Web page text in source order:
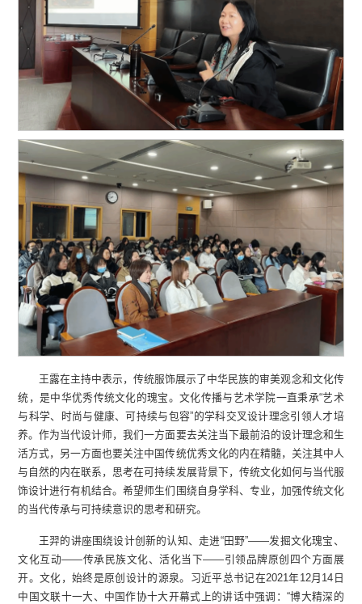
王露在主持中表示，传统服饰展示了中华民族的审美观念和文化传
统，是中华优秀传统文化的瑰宝。文化传播与艺术学院一直秉承“艺术
与科学、时尚与健康、可持续与包容”的学科交叉设计理念引领人才培
养。作为当代设计师，我们一方面要去关注当下最前沿的设计理念和生
活方式，另一方面也要关注中国传统优秀文化的内在精髓，关注其中人
与自然的内在联系，思考在可持续发展背景下，传统文化如何与当代服
饰设计进行有机结合。希望师生们围绕自身学科、专业，加强传统文化
的当代传承与可持续意识的思考和研究。
王羿的讲座围绕设计创新的认知、走进“田野”——发掘文化瑰宝、
文化互动——传承民族文化、活化当下——引领品牌原创四个方面展
开。文化，始终是原创设计的源泉。习近平总书记在2021年12月14日
中国文联十一大、中国作协十大开幕式上的讲话中强调：“博大精深的